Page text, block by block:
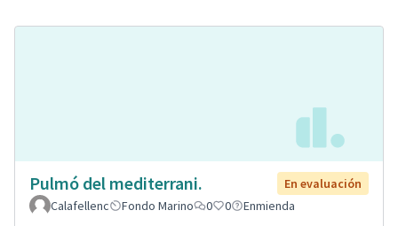
Pulmó del mediterrani.
En evaluación
Calafellenc
Fondo Marino 0 0 Enmienda